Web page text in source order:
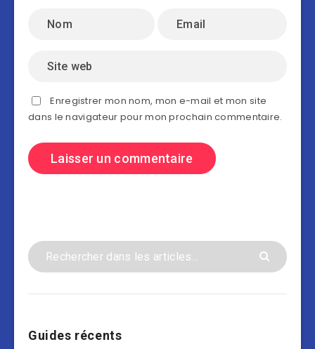
Enregistrer mon nom, mon e-mail et mon site
dans le navigateur pour mon prochain commentaire.
Guides récents